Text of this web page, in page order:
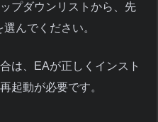
プダウンリストから、先
んでください。
は、EAが正しくインスト
起動が必要です。